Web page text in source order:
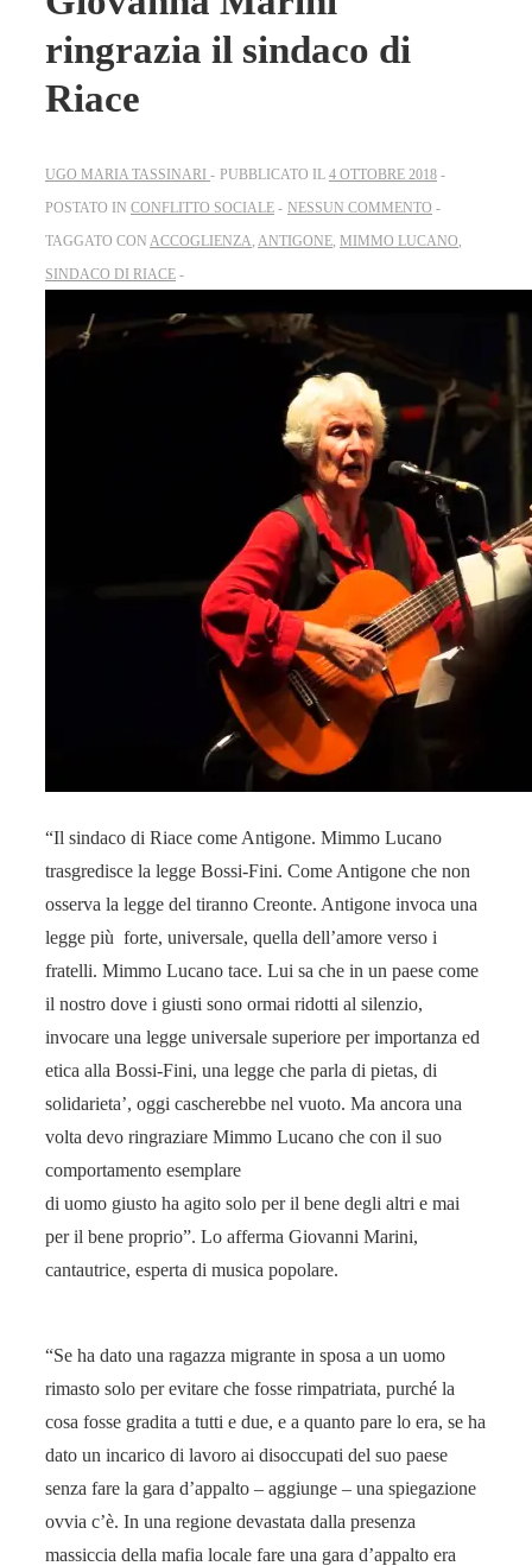
ringrazia il sindaco di
Riace
UGO MARIA TASSINARI PUBBLICATO IL 4 OTTOBRE 2018
POSTATO IN CONFLITTO SOCIALE
NESSUN COMMENTO
TAGGATO CON ACCOGLIENZA ANTIGONE MIMMO LUCANO
SINDACO DI RIACE
“Il sindaco di Riace come Antigone. Mimmo Lucano
trasgredisce la legge Bossi-Fini. Come Antigone che non
osserva la legge del tiranno Creonte. Antigone invoca una
legge più forte, universale, quella dell’amore verso i
fratelli. Mimmo Lucano tace. Lui sa che in un paese come
il nostro dove i giusti sono ormai ridotti al silenzio,
invocare una legge universale superiore per importanza ed
etica alla Bossi-Fini, una legge che parla di pietas, di
solidarieta’, oggi cascherebbe nel vuoto. Ma ancora una
volta devo ringraziare Mimmo Lucano che con il suo
comportamento esemplare
di uomo giusto ha agito solo per il bene degli altri e mai
per il bene proprio”. Lo afferma Giovanni Marini,
cantautrice, esperta di musica popolare.
“Se ha dato una ragazza migrante in sposa a un uomo
rimasto solo per evitare che fosse rimpatriata, purché la
cosa fosse gradita a tutti e due, e a quanto pare lo era, se ha
dato un incarico di lavoro ai disoccupati del suo paese
senza fare la gara d’appalto – aggiunge – una spiegazione
ovvia c’è. In una regione devastata dalla presenza
massiccia della mafia locale fare una gara d’appalto era